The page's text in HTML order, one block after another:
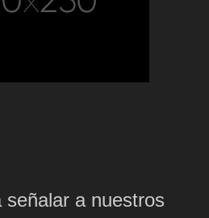
señalar a nuestros